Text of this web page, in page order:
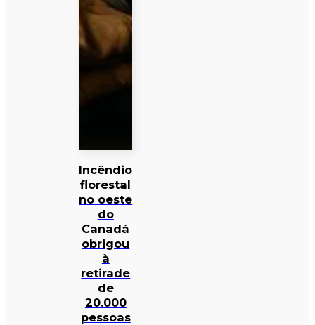
Incêndio
florestal
no oeste
do
Canadá
obrigou
à
retirade
de
20.000
pessoas